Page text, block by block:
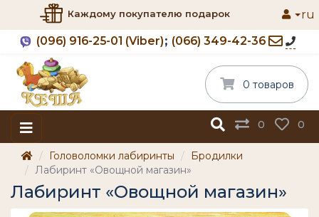
Каждому покупателю подарок
(096) 916-25-01 (Viber) (066) 349-42-36
ru
0 0
0 товаров
Головоломки лабиринты
Бродилки
Лабиринт «Овощной магазин»
Лабиринт «Овощной магазин»